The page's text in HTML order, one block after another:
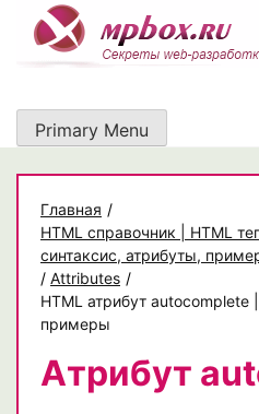
content
Primary Menu
Главная /
HTML справочник | HTML
синтаксис, атрибуты,
/ Attributes /
HTML атрибут autocomplete
примеры
Атрибут